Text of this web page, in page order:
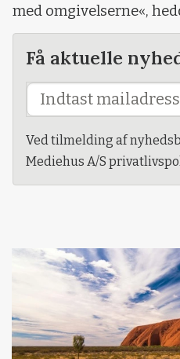
med omgivelserne«,
Få aktuelle
Ved tilmelding af
Mediehus A/S